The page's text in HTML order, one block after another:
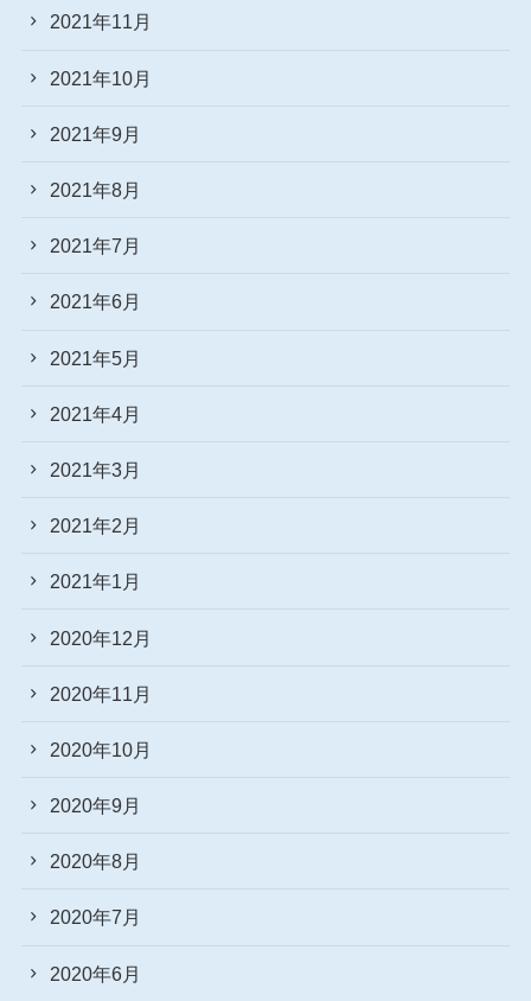
2021年11月
2021年10月
2021年9月
2021年8月
2021年7月
2021年6月
2021年5月
2021年4月
2021年3月
2021年2月
2021年1月
2020年12月
2020年11月
2020年10月
2020年9月
2020年8月
2020年7月
2020年6月